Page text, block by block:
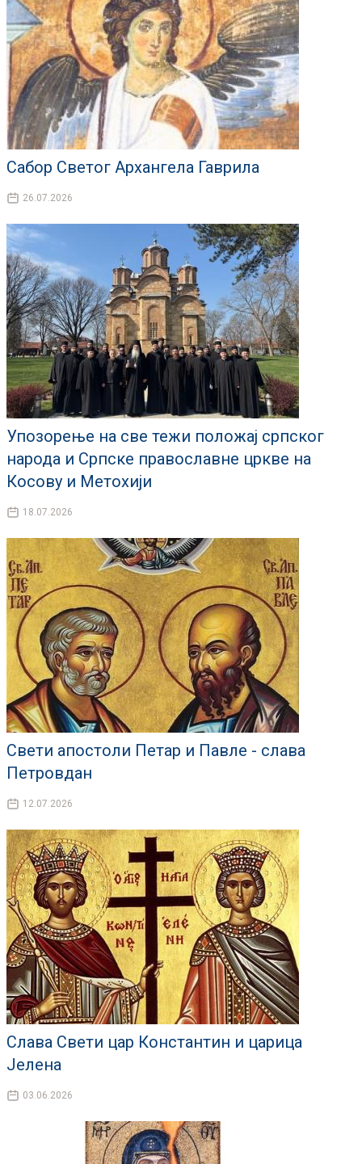
Сабор Светог Архангела Гаврила
26.07.2026
Упозорење на све тежи положај српског
народа и Српске православне цркве на
Косову и Метохији
18.07.2026
Свети апостоли Петар и Павле - слава
Петровдан
12.07.2026
Слава Свети цар Константин и царица
Јелена
03.06.2026